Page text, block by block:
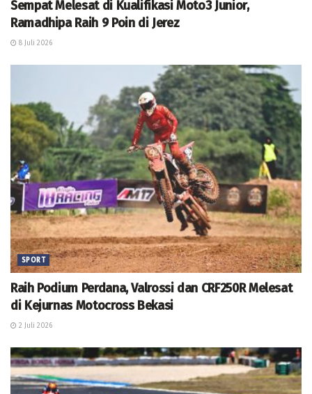
Sempat Melesat di Kualifikasi Moto3 Junior,
Ramadhipa Raih 9 Poin di Jerez
8 Juli 2026
SPORT
Raih Podium Perdana, Valrossi dan CRF250R Melesat
di Kejurnas Motocross Bekasi
2 Juli 2026